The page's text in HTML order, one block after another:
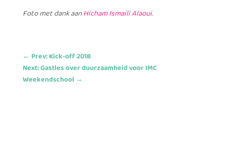
Foto met dank aanHicham Ismaili Alaoui.
← Prev: Kick-off 2018
Next: Gastles over duurzaamheid voor IMC
Weekendschool →